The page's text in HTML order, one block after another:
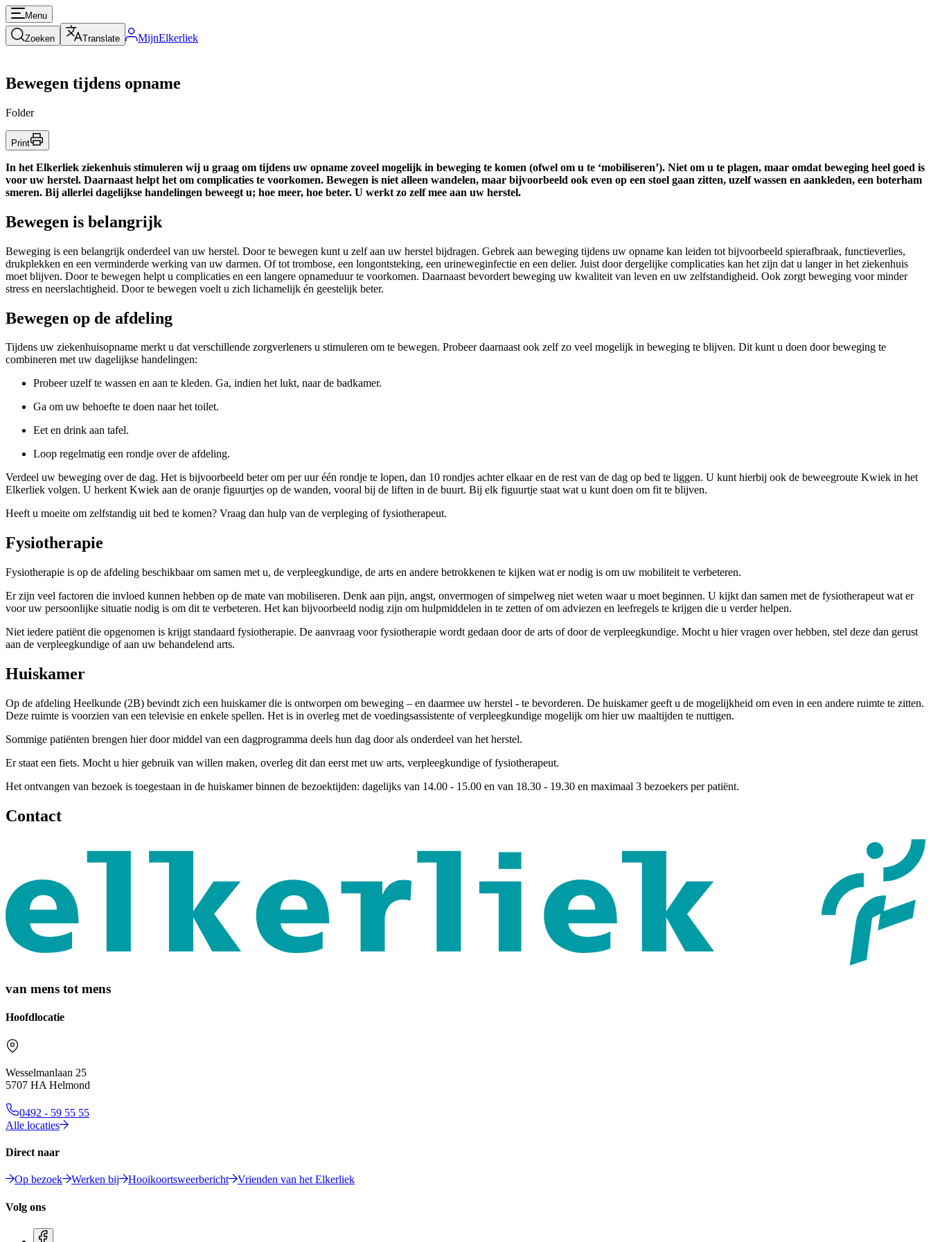
Menu
Zoeken Translate MijnElkerliek
Bewegen tijdens opname
Folder
Print
In het Elkerliek ziekenhuis stimuleren wij u graag om tijdens uw opname zoveel mogelijk in beweging te komen (ofwel om u te ‘mobiliseren’). Niet om u te plagen, maar omdat beweging heel goed is
voor uw herstel. Daarnaast helpt het om complicaties te voorkomen. Bewegen is niet alleen wandelen, maar bijvoorbeeld ook even op een stoel gaan zitten, uzelf wassen en aankleden, een boterham
smeren. Bij allerlei dagelijkse handelingen beweegt u; hoe meer, hoe beter. U werkt zo zelf mee aan uw herstel.
Bewegen is belangrijk
Beweging is een belangrijk onderdeel van uw herstel. Door te bewegen kunt u zelf aan uw herstel bijdragen. Gebrek aan beweging tijdens uw opname kan leiden tot bijvoorbeeld spierafbraak, functieverlies,
drukplekken en een verminderde werking van uw darmen. Of tot trombose, een longontsteking, een urineweginfectie en een delier. Juist door dergelijke complicaties kan het zijn dat u langer in het ziekenhuis
moet blijven. Door te bewegen helpt u complicaties en een langere opnameduur te voorkomen. Daarnaast bevordert beweging uw kwaliteit van leven en uw zelfstandigheid. Ook zorgt beweging voor minder
stress en neerslachtigheid. Door te bewegen voelt u zich lichamelijk én geestelijk beter.
Bewegen op de afdeling
Tijdens uw ziekenhuisopname merkt u dat verschillende zorgverleners u stimuleren om te bewegen. Probeer daarnaast ook zelf zo veel mogelijk in beweging te blijven. Dit kunt u doen door beweging te
combineren met uw dagelijkse handelingen:
Probeer uzelf te wassen en aan te kleden. Ga, indien het lukt, naar de badkamer.
Ga om uw behoefte te doen naar het toilet.
Eet en drink aan tafel.
Loop regelmatig een rondje over de afdeling.
Verdeel uw beweging over de dag. Het is bijvoorbeeld beter om per uur één rondje te lopen, dan 10 rondjes achter elkaar en de rest van de dag op bed te liggen. U kunt hierbij ook de beweegroute Kwiek in het
Elkerliek volgen. U herkent Kwiek aan de oranje figuurtjes op de wanden, vooral bij de liften in de buurt. Bij elk figuurtje staat wat u kunt doen om fit te blijven.
Heeft u moeite om zelfstandig uit bed te komen? Vraag dan hulp van de verpleging of fysiotherapeut.
Fysiotherapie
Fysiotherapie is op de afdeling beschikbaar om samen met u, de verpleegkundige, de arts en andere betrokkenen te kijken wat er nodig is om uw mobiliteit te verbeteren.
Er zijn veel factoren die invloed kunnen hebben op de mate van mobiliseren. Denk aan pijn, angst, onvermogen of simpelweg niet weten waar u moet beginnen. U kijkt dan samen met de fysiotherapeut wat er
voor uw persoonlijke situatie nodig is om dit te verbeteren. Het kan bijvoorbeeld nodig zijn om hulpmiddelen in te zetten of om adviezen en leefregels te krijgen die u verder helpen.
Niet iedere patiënt die opgenomen is krijgt standaard fysiotherapie. De aanvraag voor fysiotherapie wordt gedaan door de arts of door de verpleegkundige. Mocht u hier vragen over hebben, stel deze dan gerust
aan de verpleegkundige of aan uw behandelend arts.
Huiskamer
Op de afdeling Heelkunde (2B) bevindt zich een huiskamer die is ontworpen om beweging – en daarmee uw herstel - te bevorderen. De huiskamer geeft u de mogelijkheid om even in een andere ruimte te zitten.
Deze ruimte is voorzien van een televisie en enkele spellen. Het is in overleg met de voedingsassistente of verpleegkundige mogelijk om hier uw maaltijden te nuttigen.
Sommige patiënten brengen hier door middel van een dagprogramma deels hun dag door als onderdeel van het herstel.
Er staat een fiets. Mocht u hier gebruik van willen maken, overleg dit dan eerst met uw arts, verpleegkundige of fysiotherapeut.
Het ontvangen van bezoek is toegestaan in de huiskamer binnen de bezoektijden: dagelijks van 14.00 - 15.00 en van 18.30 - 19.30 en maximaal 3 bezoekers per patiënt.
Contact
van mens tot mens
Hoofdlocatie
Wesselmanlaan 25
5707 HA Helmond
0492 - 59 55 55
Alle locaties
Direct naar
Op bezoek Werken bij Hooikoortsweerbericht Vrienden van het Elkerliek
Volg ons